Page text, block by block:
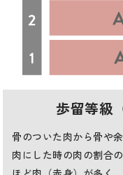
歩留等級
骨のついた肉から骨や
肉にした時の肉の割合